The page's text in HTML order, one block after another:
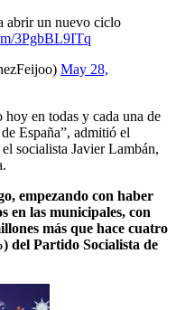
abrir un nuevo ciclo
3PgbBL9ITq
May 28,
hoy en todas y cada una de
España”, admitió el
socialista Javier Lambán,
empezando con haber
en las municipales, con
más que hace cuatro
del Partido Socialista de